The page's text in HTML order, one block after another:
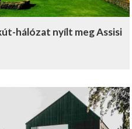
hálózat nyílt meg Assisi